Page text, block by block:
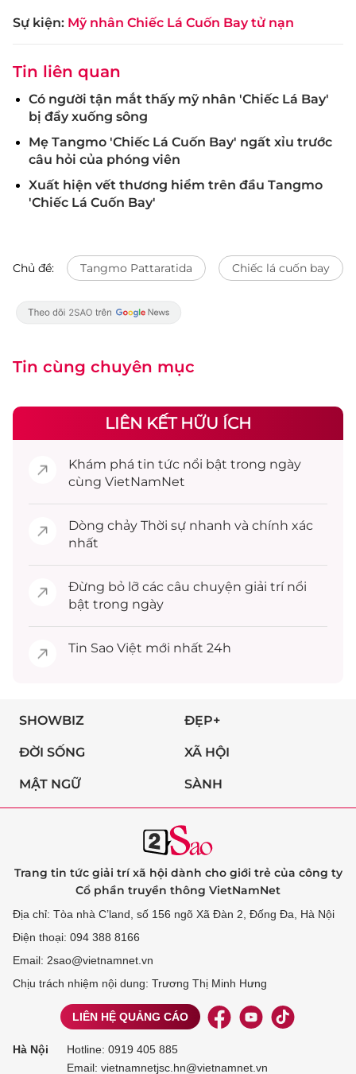
Sự kiện: Mỹ nhân Chiếc Lá Cuốn Bay tử nạn
Tin liên quan
Có người tận mắt thấy mỹ nhân 'Chiếc Lá Bay'
bị đẩy xuống sông
Mẹ Tangmo 'Chiếc Lá Cuốn Bay' ngất xỉu trước
câu hỏi của phóng viên
Xuất hiện vết thương hiểm trên đầu Tangmo
'Chiếc Lá Cuốn Bay'
Chủ đề: Tangmo Pattaratida Chiếc lá cuốn bay
Tin cùng chuyên mục
LIÊN KẾT HỮU ÍCH
Khám phá tin tức nổi bật trong ngày
cùng VietNamNet
Dòng chảy Thời sự nhanh và chính xác
nhất
Đừng bỏ lỡ các câu chuyện giải trínổi
bật trong ngày
Tin Sao Việt mới nhất 24h
SHOWBIZ ĐẸP+
ĐỜI SỐNG XÃ HỘI
MẬT NGỮ SÀNH
Trang tin tức giải trí xã hội dành cho giới trẻ của công ty
Cổ phần truyền thông VietNamNet
Địa chỉ: Tòa nhà C’land, số 156 ngõ Xã Đàn 2, Đống Đa, Hà Nội
Điện thoại: 094 388 8166
Email: 2sao@vietnamnet.vn
Chịu trách nhiệm nội dung: Trương Thị Minh Hưng
LIÊN HỆ QUẢNG CÁO
Hà Nội Hotline: 0919 405 885
Email: vietnamnetjsc.hn@vietnamnet.vn